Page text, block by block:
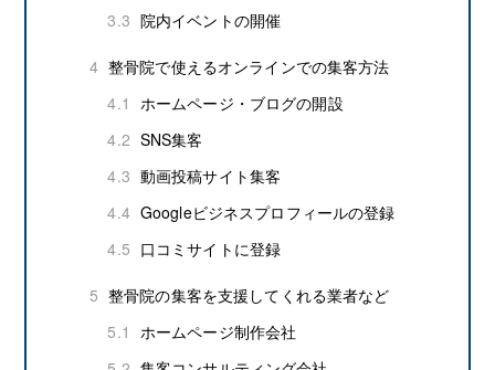
3.3 院内イベントの開催
4 整骨院で使えるオンラインでの集客方法
4.1 ホームページ・ブログの開設
4.2 SNS集客
4.3 動画投稿サイト集客
4.4 Googleビジネスプロフィールの登録
4.5 口コミサイトに登録
5 整骨院の集客を支援してくれる業者など
5.1 ホームページ制作会社